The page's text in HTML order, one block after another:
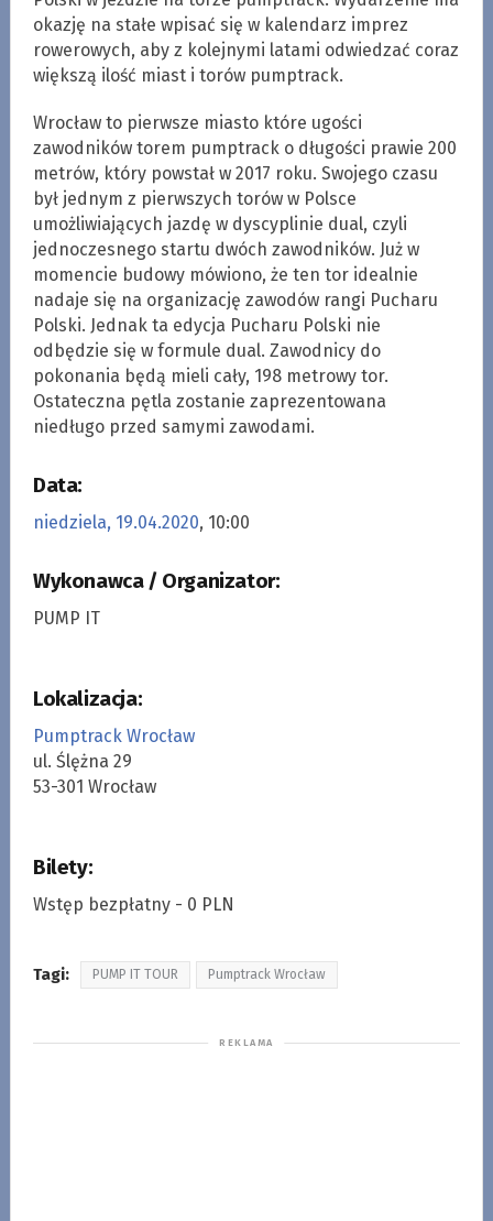
okazję na stałe wpisać się w kalendarz imprez
rowerowych, aby z kolejnymi latami odwiedzać coraz
większą ilość miast i torów pumptrack.
Wrocław to pierwsze miasto które ugości
zawodników torem pumptrack o długości prawie 200
metrów, który powstał w 2017 roku. Swojego czasu
był jednym z pierwszych torów w Polsce
umożliwiających jazdę w dyscyplinie dual, czyli
jednoczesnego startu dwóch zawodników. Już w
momencie budowy mówiono, że ten tor idealnie
nadaje się na organizację zawodów rangi Pucharu
Polski. Jednak ta edycja Pucharu Polski nie
odbędzie się w formule dual. Zawodnicy do
pokonania będą mieli cały, 198 metrowy tor.
Ostateczna pętla zostanie zaprezentowana
niedługo przed samymi zawodami.
Data:
niedziela, 19.04.2020, 10:00
Wykonawca / Organizator:
PUMP IT
Lokalizacja:
Pumptrack Wrocław
ul. Ślężna 29
53-301 Wrocław
Bilety:
Wstęp bezpłatny - 0 PLN
Tagi: PUMP IT TOUR Pumptrack Wrocław